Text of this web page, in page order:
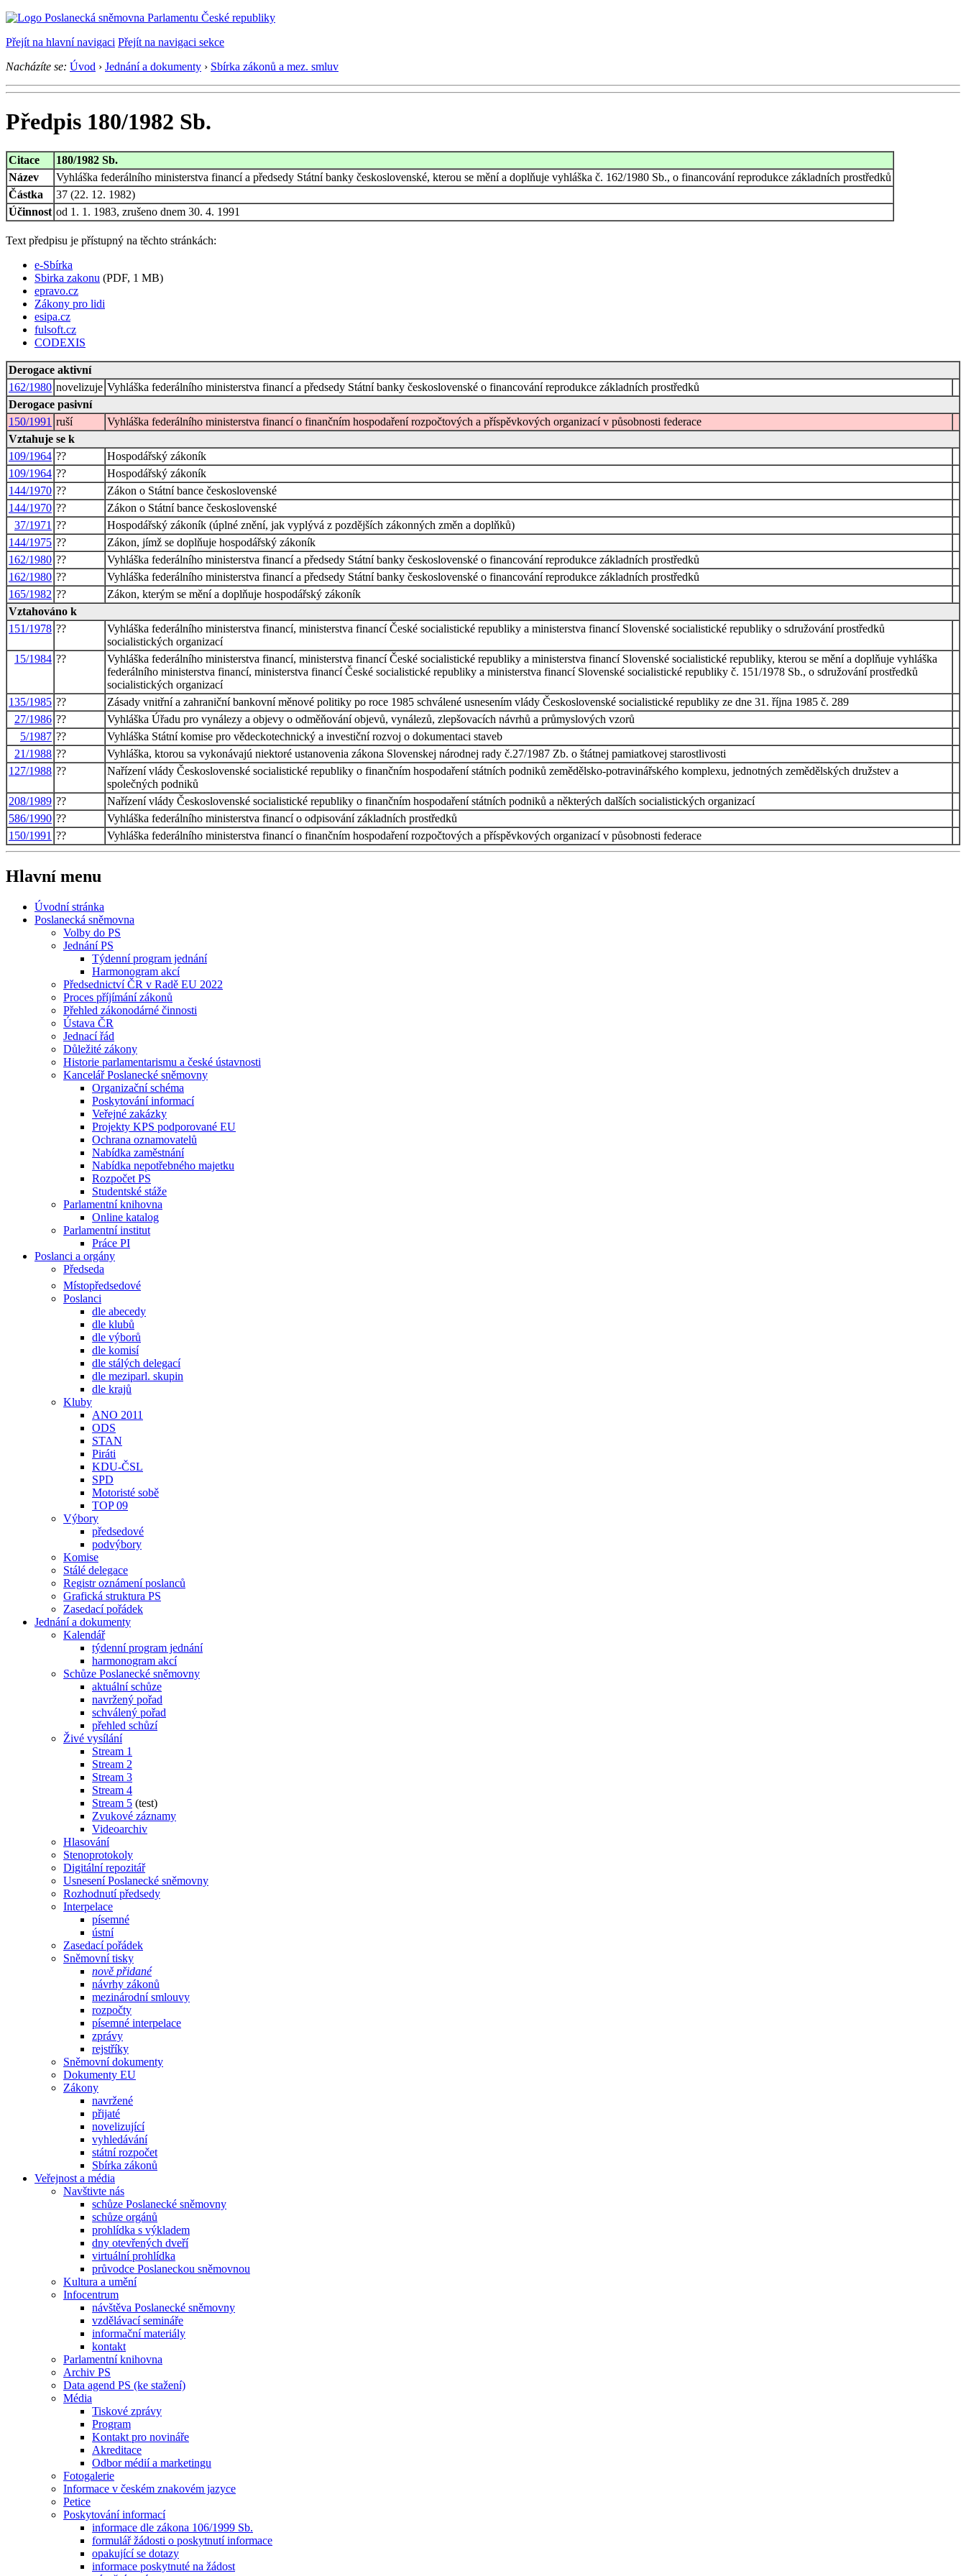
Přejít na hlavní navigaci Přejít na navigaci sekce
Nacházíte se: Úvod › Jednání a dokumenty › Sbírka zákonů a mez. smluv
Předpis 180/1982 Sb.
Citace
180/1982 Sb.
Název
Vyhláška federálního ministerstva financí a předsedy Státní banky československé, kterou se mění a doplňuje vyhláška č. 162/1980 Sb., o financování reprodukce základních prostředků
Částka
37 (22. 12. 1982)
Účinnost od 1. 1. 1983, zrušeno dnem 30. 4. 1991
Text předpisu je přístupný na těchto stránkách:
e-Sbírka
Sbirka zakonu (PDF, 1 MB)
epravo.cz
Zákony pro lidi
esipa.cz
fulsoft.cz
CODEXIS
Derogace aktivní
162/1980 novelizuje Vyhláška federálního ministerstva financí a předsedy Státní banky československé o financování reprodukce základních prostředků
Derogace pasivní
150/1991 ruší
Vyhláška federálního ministerstva financí o finančním hospodaření rozpočtových a příspěvkových organizací v působnosti federace
Vztahuje se k
109/1964 ??
Hospodářský zákoník
109/1964 ??
Hospodářský zákoník
144/1970 ??
Zákon o Státní bance československé
144/1970 ??
Zákon o Státní bance československé
37/1971 ??
Hospodářský zákoník (úplné znění, jak vyplývá z pozdějších zákonných změn a doplňků)
144/1975 ??
Zákon, jímž se doplňuje hospodářský zákoník
162/1980 ??
Vyhláška federálního ministerstva financí a předsedy Státní banky československé o financování reprodukce základních prostředků
162/1980 ??
Vyhláška federálního ministerstva financí a předsedy Státní banky československé o financování reprodukce základních prostředků
165/1982 ??
Zákon, kterým se mění a doplňuje hospodářský zákoník
Vztahováno k
151/1978 ??
Vyhláška federálního ministerstva financí, ministerstva financí České socialistické republiky a ministerstva financí Slovenské socialistické republiky o sdružování prostředků
socialistických organizací
15/1984 ??
Vyhláška federálního ministerstva financí, ministerstva financí České socialistické republiky a ministerstva financí Slovenské socialistické republiky, kterou se mění a doplňuje vyhláška
federálního ministerstva financí, ministerstva financí České socialistické republiky a ministerstva financí Slovenské socialistické republiky č. 151/1978 Sb., o sdružování prostředků
socialistických organizací
135/1985 ??
Zásady vnitřní a zahraniční bankovní měnové politiky po roce 1985 schválené usnesením vlády Československé socialistické republiky ze dne 31. října 1985 č. 289
27/1986 ??
Vyhláška Úřadu pro vynálezy a objevy o odměňování objevů, vynálezů, zlepšovacích návrhů a průmyslových vzorů
5/1987 ??
Vyhláška Státní komise pro vědeckotechnický a investiční rozvoj o dokumentaci staveb
21/1988 ??
Vyhláška, ktorou sa vykonávajú niektoré ustanovenia zákona Slovenskej národnej rady č.27/1987 Zb. o štátnej pamiatkovej starostlivosti
127/1988 ??
Nařízení vlády Československé socialistické republiky o finančním hospodaření státních podniků zemědělsko-potravinářského komplexu, jednotných zemědělských družstev a
společných podniků
208/1989 ??
Nařízení vlády Československé socialistické republiky o finančním hospodaření státních podniků a některých dalších socialistických organizací
586/1990 ??
Vyhláška federálního ministerstva financí o odpisování základních prostředků
150/1991 ?? Vyhláška federálního ministerstva financí o finančním hospodaření rozpočtových a příspěvkových organizací v působnosti federace
Hlavní menu
Úvodní stránka
Poslanecká sněmovna
Volby do PS
Jednání PS
Týdenní program jednání
Harmonogram akcí
Předsednictví ČR v Radě EU 2022
Proces příjímání zákonů
Přehled zákonodárné činnosti
Ústava ČR
Jednací řád
Důležité zákony
Historie parlamentarismu a české ústavnosti
Kancelář Poslanecké sněmovny
Organizační schéma
Poskytování informací
Veřejné zakázky
Projekty KPS podporované EU
Ochrana oznamovatelů
Nabídka zaměstnání
Nabídka nepotřebného majetku
Rozpočet PS
Studentské stáže
Parlamentní knihovna
Online katalog
Parlamentní institut
Práce PI
Poslanci a orgány
Předseda
Místopředsedové
Poslanci
dle abecedy
dle klubů
dle výborů
dle komisí
dle stálých delegací
dle meziparl. skupin
dle krajů
Kluby
ANO 2011
ODS
STAN
Piráti
KDU-ČSL
SPD
Motoristé sobě
TOP 09
Výbory
předsedové
podvýbory
Komise
Stálé delegace
Registr oznámení poslanců
Grafická struktura PS
Zasedací pořádek
Jednání a dokumenty
Kalendář
týdenní program jednání
harmonogram akcí
Schůze Poslanecké sněmovny
aktuální schůze
navržený pořad
schválený pořad
přehled schůzí
Živé vysílání
Stream 1
Stream 2
Stream 3
Stream 4
Stream 5 (test)
Zvukové záznamy
Videoarchiv
Hlasování
Stenoprotokoly
Digitální repozitář
Usnesení Poslanecké sněmovny
Rozhodnutí předsedy
Interpelace
písemné
ústní
Zasedací pořádek
Sněmovní tisky
nově přidané
návrhy zákonů
mezinárodní smlouvy
rozpočty
písemné interpelace
zprávy
rejstříky
Sněmovní dokumenty
Dokumenty EU
Zákony
navržené
přijaté
novelizující
vyhledávání
státní rozpočet
Sbírka zákonů
Veřejnost a média
Navštivte nás
schůze Poslanecké sněmovny
schůze orgánů
prohlídka s výkladem
dny otevřených dveří
virtuální prohlídka
průvodce Poslaneckou sněmovnou
Kultura a umění
Infocentrum
návštěva Poslanecké sněmovny
vzdělávací semináře
informační materiály
kontakt
Parlamentní knihovna
Archiv PS
Data agend PS (ke stažení)
Média
Tiskové zprávy
Program
Kontakt pro novináře
Akreditace
Odbor médií a marketingu
Fotogalerie
Informace v českém znakovém jazyce
Petice
Poskytování informací
informace dle zákona 106/1999 Sb.
formulář žádosti o poskytnutí informace
opakující se dotazy
informace poskytnuté na žádost